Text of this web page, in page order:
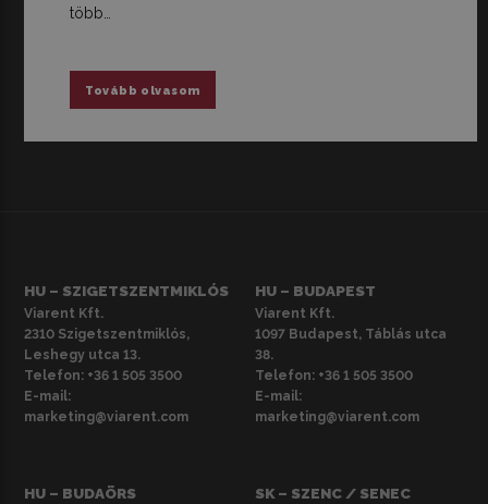
több…
Tovább olvasom
HU – SZIGETSZENTMIKLÓS
Viarent Kft.
2310 Szigetszentmiklós,
Leshegy utca 13.
Telefon: +36 1 505 3500
E-mail:
marketing@viarent.com
HU – BUDAPEST
Viarent Kft.
1097 Budapest, Táblás utca
38.
Telefon: +36 1 505 3500
E-mail:
marketing@viarent.com
HU – BUDAÖRS SK – SZENC / SENEC